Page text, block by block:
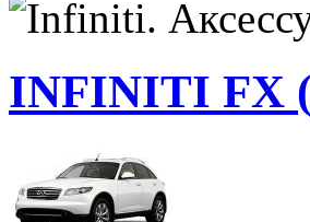
INFINITI FX